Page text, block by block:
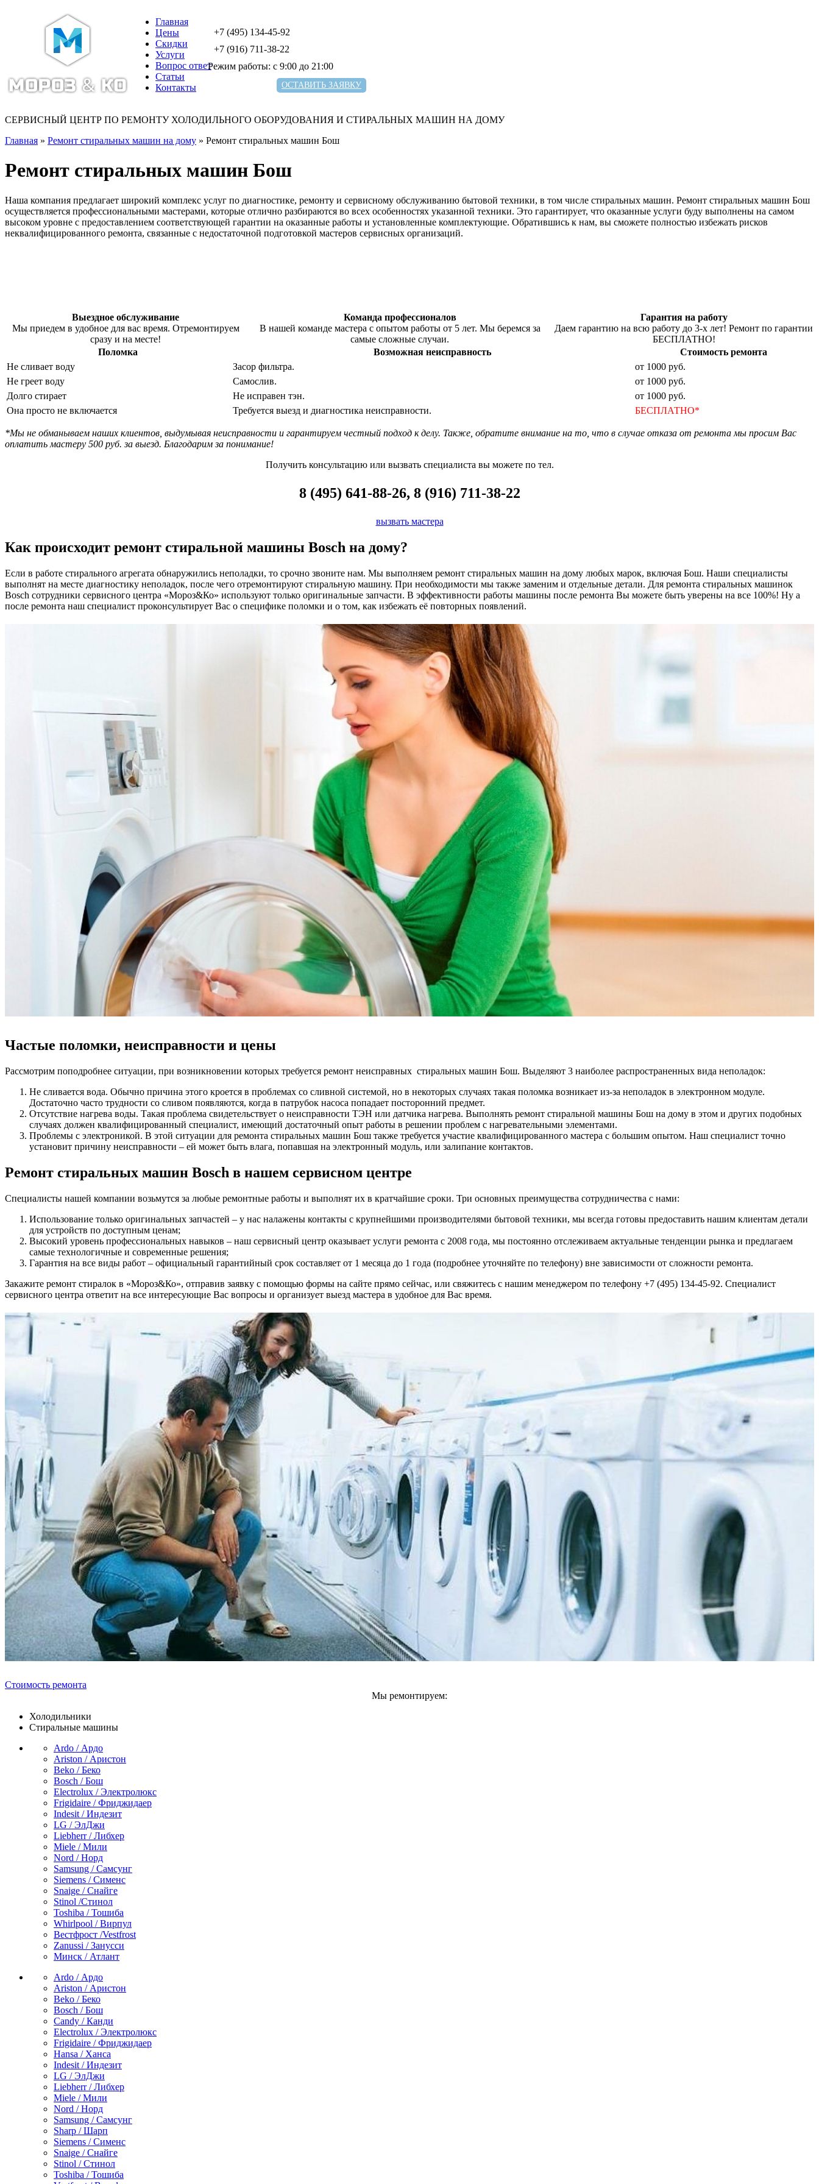
Главная
Цены
Скидки
Услуги
Вопрос ответ
Статьи
Контакты
+7 (495) 134-45-92
+7 (916) 711-38-22
Режим работы: с 9:00 до 21:00
ОСТАВИТЬ ЗАЯВКУ
СЕРВИСНЫЙ ЦЕНТР ПО РЕМОНТУ ХОЛОДИЛЬНОГО ОБОРУДОВАНИЯ И СТИРАЛЬНЫХ МАШИН НА ДОМУ
Главная » Ремонт стиральных машин на дому » Ремонт стиральных машин Бош
Ремонт стиральных машин Бош
Наша компания предлагает широкий комплекс услуг по диагностике, ремонту и сервисному обслуживанию бытовой техники, в том числе стиральных машин. Ремонт стиральных машин Бош
осуществляется профессиональными мастерами, которые отлично разбираются во всех особенностях указанной техники. Это гарантирует, что оказанные услуги буду выполнены на самом
высоком уровне с предоставлением соответствующей гарантии на оказанные работы и установленные комплектующие. Обратившись к нам, вы сможете полностью избежать рисков
неквалифицированного ремонта, связанные с недостаточной подготовкой мастеров сервисных организаций.
Выездное обслуживание Команда профессионалов
Гарантия на работу
Мы приедем в удобное для вас время. Отремонтируем
сразу и на месте!
В нашей команде мастера с опытом работы от 5 лет. Мы беремся за
самые сложные случаи.
Даем гарантию на всю работу до 3-х лет! Ремонт по гарантии
БЕСПЛАТНО!
Поломка
Возможная неисправность
Стоимость ремонта
Не сливает воду
Засор фильтра.
от 1000 руб.
Не греет воду
Самослив.
от 1000 руб.
Долго стирает
Не исправен тэн.
от 1000 руб.
Она просто не включается
Требуется выезд и диагностика неисправности. БЕСПЛАТНО*
*Мы не обманываем наших клиентов, выдумывая неисправности и гарантируем честный подход к делу. Также, обратите внимание на то, что в случае отказа от ремонта мы просим Вас
оплатить мастеру 500 руб. за выезд. Благодарим за понимание!
Получить консультацию или вызвать специалиста вы можете по тел.
8 (495) 641-88-26, 8 (916) 711-38-22
вызвать мастера
Как происходит ремонт стиральной машины Bosch на дому?
Если в работе стирального агрегата обнаружились неполадки, то срочно звоните нам. Мы выполняем ремонт стиральных машин на дому любых марок, включая Бош. Наши специалисты
выполнят на месте диагностику неполадок, после чего отремонтируют стиральную машину. При необходимости мы также заменим и отдельные детали. Для ремонта стиральных машинок
Bosch сотрудники сервисного центра «Мороз&Ко» используют только оригинальные запчасти. В эффективности работы машины после ремонта Вы можете быть уверены на все 100%! Ну а
после ремонта наш специалист проконсультирует Вас о специфике поломки и о том, как избежать её повторных появлений.
Частые поломки, неисправности и цены
Рассмотрим поподробнее ситуации, при возникновении которых требуется ремонт неисправных стиральных машин Бош. Выделяют 3 наиболее распространенных вида неполадок:
Не сливается вода. Обычно причина этого кроется в проблемах со сливной системой, но в некоторых случаях такая поломка возникает из-за неполадок в электронном модуле.
Достаточно часто трудности со сливом появляются, когда в патрубок насоса попадает посторонний предмет.
Отсутствие нагрева воды. Такая проблема свидетельствует о неисправности ТЭН или датчика нагрева. Выполнять ремонт стиральной машины Бош на дому в этом и других подобных
случаях должен квалифицированный специалист, имеющий достаточный опыт работы в решении проблем с нагревательными элементами.
Проблемы с электроникой. В этой ситуации для ремонта стиральных машин Бош также требуется участие квалифицированного мастера с большим опытом. Наш специалист точно
установит причину неисправности – ей может быть влага, попавшая на электронный модуль, или залипание контактов.
Ремонт стиральных машин Bosch в нашем сервисном центре
Специалисты нашей компании возьмутся за любые ремонтные работы и выполнят их в кратчайшие сроки. Три основных преимущества сотрудничества с нами:
Использование только оригинальных запчастей – у нас налажены контакты с крупнейшими производителями бытовой техники, мы всегда готовы предоставить нашим клиентам детали
для устройств по доступным ценам;
Высокий уровень профессиональных навыков – наш сервисный центр оказывает услуги ремонта с 2008 года, мы постоянно отслеживаем актуальные тенденции рынка и предлагаем
самые технологичные и современные решения;
Гарантия на все виды работ – официальный гарантийный срок составляет от 1 месяца до 1 года (подробнее уточняйте по телефону) вне зависимости от сложности ремонта.
Закажите ремонт стиралок в «Мороз&Ко», отправив заявку с помощью формы на сайте прямо сейчас, или свяжитесь с нашим менеджером по телефону +7 (495) 134-45-92. Специалист
сервисного центра ответит на все интересующие Вас вопросы и организует выезд мастера в удобное для Вас время.
Стоимость ремонта
Мы ремонтируем:
Холодильники
Стиральные машины
Ardo / Ардо
Ariston / Аристон
Beko / Беко
Bosch / Бош
Electrolux / Электролюкс
Frigidaire / Фриджидаер
Indesit / Индезит
LG / ЭлДжи
Liebherr / Либхер
Miele / Мили
Nord / Норд
Samsung / Самсунг
Siemens / Сименс
Snaige / Снайге
Stinol /Стинол
Toshiba / Тошиба
Whirlpool / Вирпул
Вестфрост /Vestfrost
Zanussi / Занусси
Минск / Атлант
Ardo / Ардо
Ariston / Аристон
Beko / Беко
Bosch / Бош
Candy / Канди
Electrolux / Электролюкс
Frigidaire / Фриджидаер
Hansa / Ханса
Indesit / Индезит
LG / ЭлДжи
Liebherr / Либхер
Miele / Мили
Nord / Норд
Samsung / Самсунг
Sharp / Шарп
Siemens / Сименс
Snaige / Снайге
Stinol / Стинол
Toshiba / Тошиба